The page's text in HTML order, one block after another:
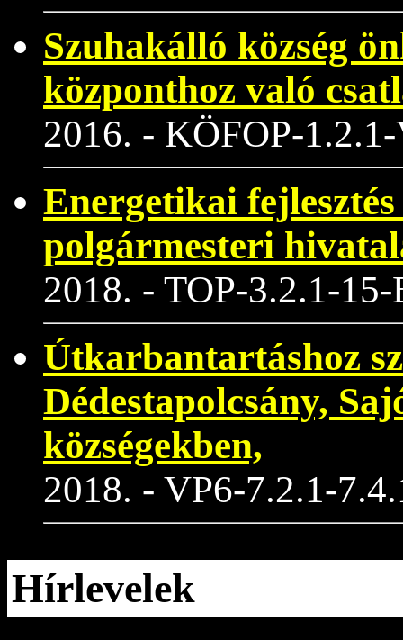
Szuhakálló község
központhoz való
2016. - KÖFOP-
Energetikai
polgármesteri
2018. - TOP-3.2.1-
Útkarbantartáshoz
Dédestapolcsány,
községekben,
2018. - VP6-7.2.1-
Hírlevelek